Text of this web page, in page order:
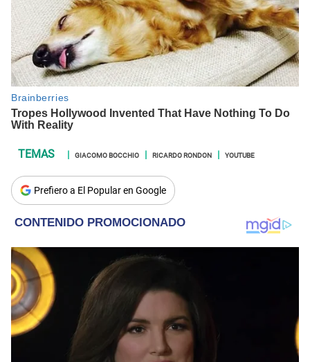
GIACOMO BOCCHIO RICARDO RONDON YOUTUBE
Prefiero a El Popular en Google